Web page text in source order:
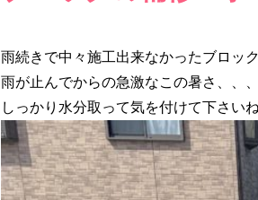
雨続きで中々施工出来なかったブロッ
雨が止んでからの急激なこの暑さ、、
しっかり水分取って気を付けて下さいね